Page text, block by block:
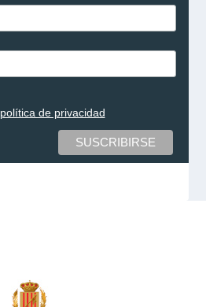
política de privacidad